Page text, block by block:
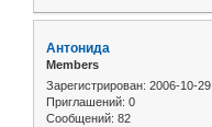
Антонида
Members
Зарегистрирован: 2006-10-29
Приглашений: 0
Сообщений: 82